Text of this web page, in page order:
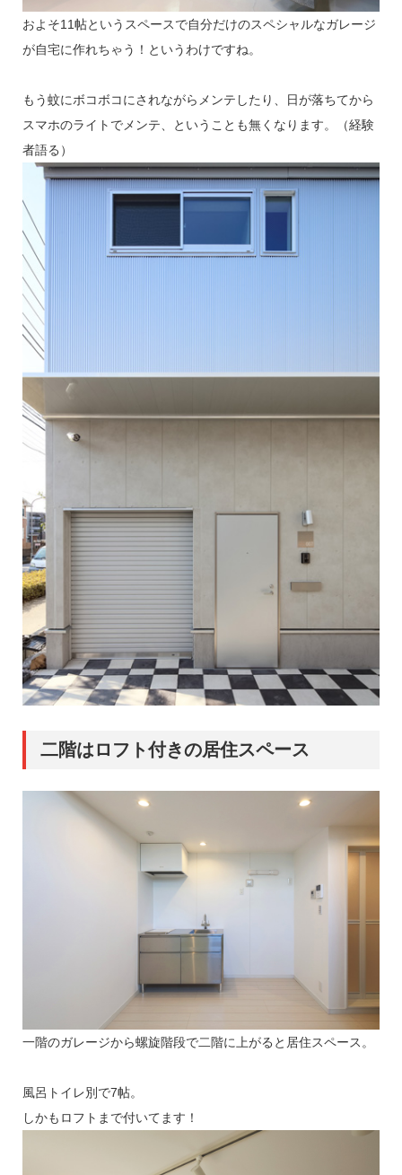
およそ11帖というスペースで自分だけのスペシャルなガレージ
が自宅に作れちゃう！というわけですね。
もう蚊にボコボコにされながらメンテしたり、日が落ちてから
スマホのライトでメンテ、ということも無くなります。（経験
者語る）
二階はロフト付きの居住スペース
一階のガレージから螺旋階段で二階に上がると居住スペース。
風呂トイレ別で7帖。
しかもロフトまで付いてます！